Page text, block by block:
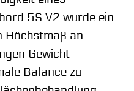
5S V2 wurde ein
Höchstmaß an
Gewicht
Balance zu